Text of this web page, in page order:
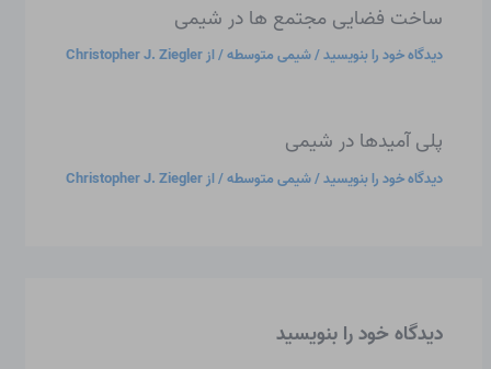
ساخت فضایی مجتمع ها در شیمی
دیدگاه‌ خود را بنویسید/شیمی متوسطه/ ازChristopher J. Ziegler
پلی آمیدها در شیمی
دیدگاه‌ خود را بنویسید/شیمی متوسطه/ از Christopher J. Ziegler
دیدگاه‌ خود را بنویسید